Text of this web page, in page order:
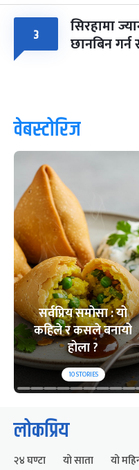
३ सिरहामा
छानबिन
वेबस्टोरिज
सर्वप्रिय समोसा : यो
कहिले र कसले बनायो
होला ?
10STORIES
लोकप्रिय
२४ घण्टा यो साता यो